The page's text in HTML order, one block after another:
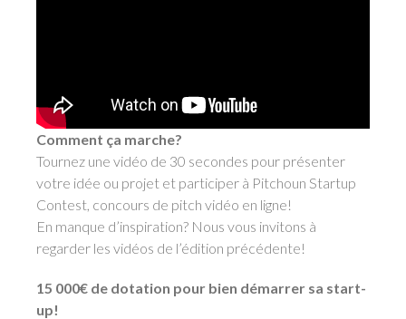
Comment ça marche?
Tournez une vidéo de 30 secondes pour présenter
votre idée ou projet et participer à Pitchoun Startup
Contest, concours de pitch vidéo en ligne!
En manque d’inspiration? Nous vous invitons à
regarder les vidéos de l’édition précédente!
15 000€ de dotation pour bien démarrer sa start-
up!